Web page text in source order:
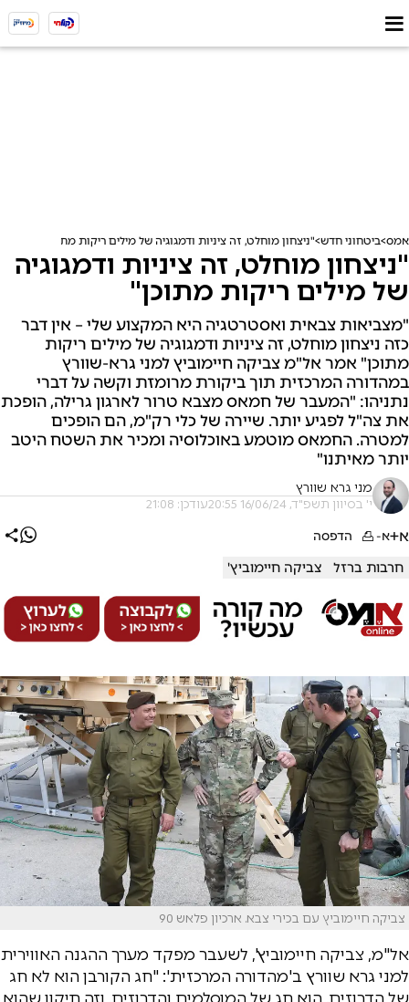
אמס ביטחוני חדש "ניצחון מוחלט, זה ציניות ודמגוגיה של מילים ריקות מתוכן"
"ניצחון מוחלט, זה ציניות ודמגוגיה
של מילים ריקות מתוכן"
"מצביאות צבאית ואסטרטגיה היא המקצוע שלי – אין דבר
כזה ניצחון מוחלט, זה ציניות ודמגוגיה של מילים ריקות
מתוכן" אמר אל"מ צביקה חיימוביץ למני גרא-שוורץ
במהדורה המרכזית תוך ביקורת מרומזת וקשה על דברי
נתניהו: "המעבר של חמאס מצבא טרור לארגון גרילה, הופכת
את צה"ל לפגיע יותר. שיירה של כלי רק"מ, הם הופכים
למטרה. החמאס מוטמע באוכלוסיה ומכיר את השטח היטב
יותר מאיתנו"
מני גרא שוורץ
י' בסיוון תשפ"ד, 16/06/24 20:55 עודכן: 21:08
א+א- הדפסה
חרבות ברזל צביקה חיימוביץ'
צביקה חיימוביץ עם בכירי צבא. ארכיון פלאש 90
אל"מ, צביקה חיימוביץ', לשעבר מפקד מערך ההגנה האווירית
למני גרא שוורץ ב'מהדורה המרכזית': "חג הקורבן הוא לא חג
של הדרוזים, הוא חג של המוסלמים והדרוזים, וזה תיקון שהוא